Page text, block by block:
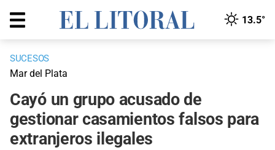
13.5°
SUCESOS
Mar del Plata
Cayó un grupo acusado de
gestionar casamientos falsos para
extranjeros ilegales